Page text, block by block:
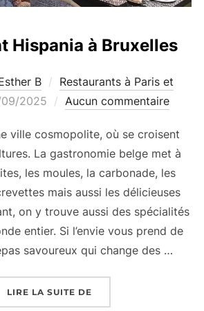
Hispania à Bruxelles
B
Restaurants à Paris et
2025 Aucun commentaire
ville cosmopolite, où se croisent
La gastronomie belge met à
les moules, la carbonade, les
mais aussi les délicieuses
on y trouve aussi des spécialités
entier. Si l’envie vous prend de
savoureux qui change des …
LIRE LA SUITE DE« RESTAURANT